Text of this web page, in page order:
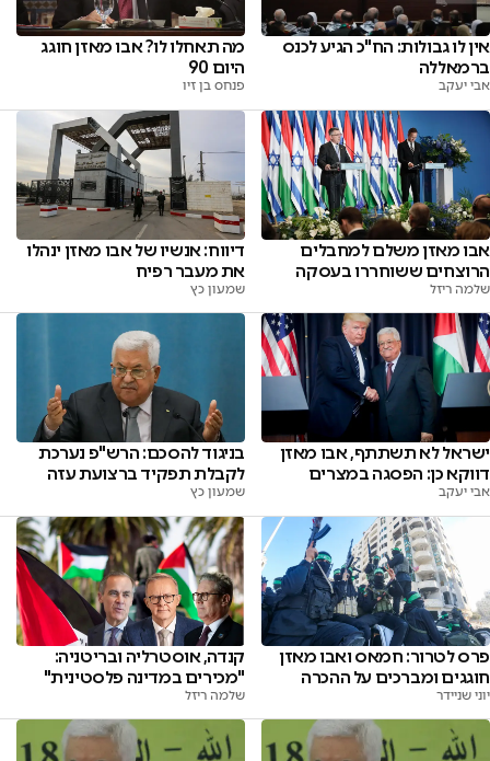
אין לו גבולות: הח"כ הגיע לכנס
ברמאללה
אבי יעקב
מה תאחלו לו? אבו מאזן חוגג
היום 90
פנחס בן זיו
אבו מאזן משלם למחבלים
הרוצחים ששוחררו בעסקה
שלמה ריזל
דיווח: אנשיו של אבו מאזן ינהלו
את מעבר רפיח
שמעון כץ
ישראל לא תשתתף, אבו מאזן
דווקא כן: הפסגה במצרים
אבי יעקב
בניגוד להסכם: הרש"פ נערכת
לקבלת תפקיד ברצועת עזה
שמעון כץ
פרס לטרור: חמאס ואבו מאזן
חוגגים ומברכים על ההכרה
יוני שניידר
קנדה, אוסטרליה ובריטניה:
"מכירים במדינה פלסטינית"
שלמה ריזל